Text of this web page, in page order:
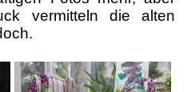
vermitteln die alten